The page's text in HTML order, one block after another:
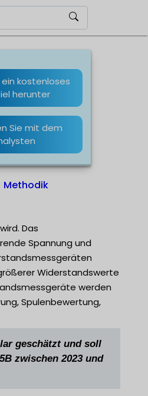
ein kostenloses
herunter
Sie mit dem
Methodik
Das
Spannung und
Widerstandswerte
werden
Spulenbewertung,
geschätzt und soll
zwischen 2023 und